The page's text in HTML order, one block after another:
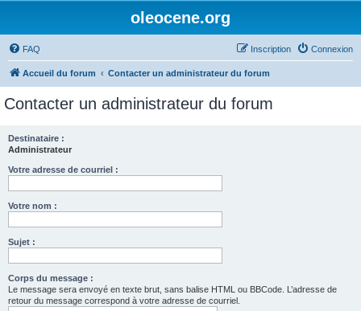
oleocene.org
FAQ Connexion
Inscription
Accueil du forum Contacter un administrateur du forum
Contacter un administrateur du forum
Destinataire :
Administrateur
Votre adresse de courriel :
Votre nom :
Sujet :
Corps du message :
Le message sera envoyé en texte brut, sans balise HTML ou BBCode. L’adresse de
retour du message correspond à votre adresse de courriel.